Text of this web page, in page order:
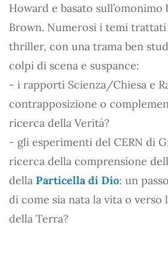
Howard e basato
Brown. Numerosi i temi
thriller, con una trama ben
colpi di scena e suspance:
- i rapporti Scienza/Chiesa e
contrapposizione o
ricerca della Verità?
- gli esperimenti del CERN di
ricerca della comprensione
della Particella di Dio: un
di come sia nata la vita o verso
della Terra?